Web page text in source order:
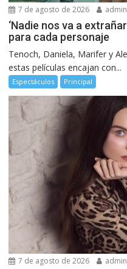
7 de agosto de 2026 admin
‘Nadie nos va a
para cada personaje
Tenoch, Daniela, Marifer y
estas películas encajan con...
Espectáculos Principal
7 de agosto de 2026 admin